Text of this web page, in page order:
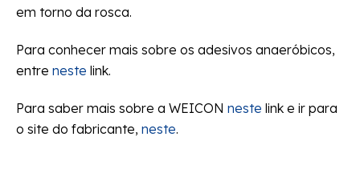
em torno da rosca.
Para conhecer mais sobre os adesivos anaeróbicos,
entre neste link.
Para saber mais sobre a WEICON neste link e ir para
o site do fabricante, neste.